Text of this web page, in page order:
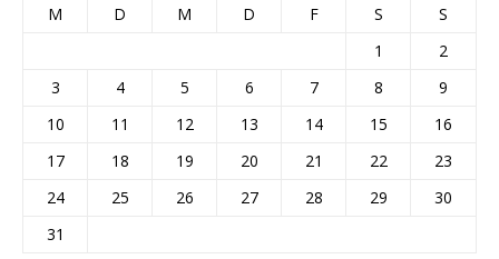
M D M D F S
S
1
2
3
4 5 6 7 8
9
10
11 12 13 14 15
16
17
18 19 20 21 22
23
24
25 26 27 28 29
30
31